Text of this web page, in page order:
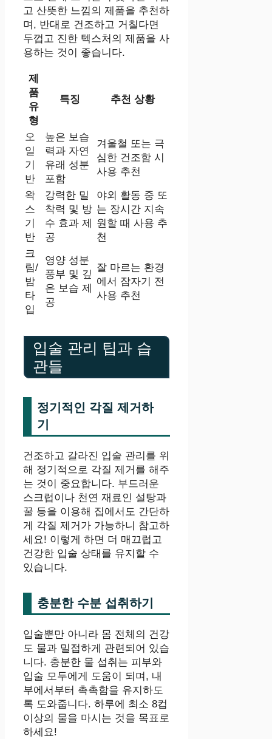
고 산뜻한 느낌의 제품을 추천하
며, 반대로 건조하고 거칠다면
두껍고 진한 텍스처의 제품을 사
용하는 것이 좋습니다.
제
품
유
형
특징 추천 상황
오
일
기
반
높은 보습
력과 자연
유래 성분
포함
겨울철 또는 극
심한 건조함 시
사용 추천
왁
스
기
반
강력한 밀
착력 및 방
수 효과 제
공
야외 활동 중 또
는 장시간 지속
원할 때 사용 추
천
크
림/
밤
타
입
영양 성분
풍부 및 깊
은 보습 제
공
잘 마르는 환경
에서 잠자기 전
사용 추천
입술 관리 팁과 습
관들
정기적인 각질 제거하
기
건조하고 갈라진 입술 관리를 위
해 정기적으로 각질 제거를 해주
는 것이 중요합니다. 부드러운
스크럽이나 천연 재료인 설탕과
꿀 등을 이용해 집에서도 간단하
게 각질 제거가 가능하니 참고하
세요! 이렇게 하면 더 매끄럽고
건강한 입술 상태를 유지할 수
있습니다.
충분한 수분 섭취하기
입술뿐만 아니라 몸 전체의 건강
도 물과 밀접하게 관련되어 있습
니다. 충분한 물 섭취는 피부와
입술 모두에게 도움이 되며, 내
부에서부터 촉촉함을 유지하도
록 도와줍니다. 하루에 최소 8컵
이상의 물을 마시는 것을 목표로
하세요!